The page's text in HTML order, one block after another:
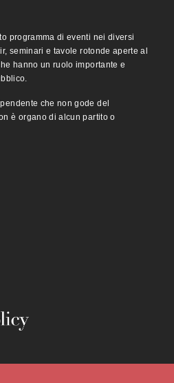
programma di eventi nei diversi
seminari e tavole rotonde aperte al
hanno un ruolo importante e
che non gode del
è organo di alcun partito o